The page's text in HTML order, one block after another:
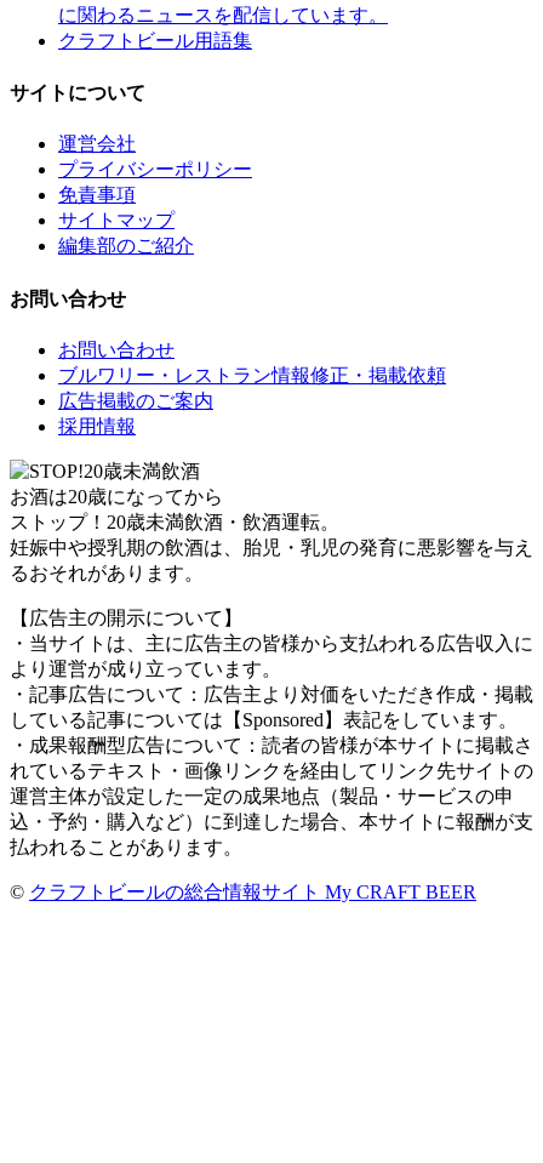
に関わるニュースを配信しています。
クラフトビール用語集
サイトについて
運営会社
プライバシーポリシー
免責事項
サイトマップ
編集部のご紹介
お問い合わせ
お問い合わせ
ブルワリー・レストラン情報修正・掲載依頼
広告掲載のご案内
採用情報
お酒は20歳になってから
ストップ！20歳未満飲酒・飲酒運転。
妊娠中や授乳期の飲酒は、胎児・乳児の発育に悪影響を与え
るおそれがあります。
【広告主の開示について】
・当サイトは、主に広告主の皆様から支払われる広告収入に
より運営が成り立っています。
・記事広告について：広告主より対価をいただき作成・掲載
している記事については【Sponsored】表記をしています。
・成果報酬型広告について：読者の皆様が本サイトに掲載さ
れているテキスト・画像リンクを経由してリンク先サイトの
運営主体が設定した一定の成果地点（製品・サービスの申
込・予約・購入など）に到達した場合、本サイトに報酬が支
払われることがあります。
© クラフトビールの総合情報サイト My CRAFT BEER